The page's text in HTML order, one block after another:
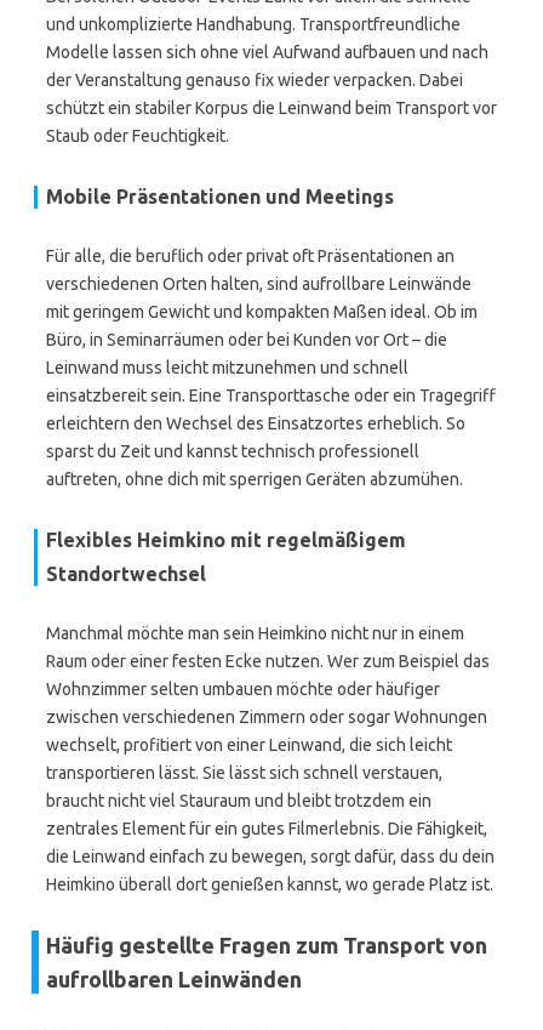
und unkomplizierte Handhabung. Transportfreundliche
Modelle lassen sich ohne viel Aufwand aufbauen und nach
der Veranstaltung genauso fix wieder verpacken. Dabei
schützt ein stabiler Korpus die Leinwand beim Transport vor
Staub oder Feuchtigkeit.
Mobile Präsentationen und Meetings
Für alle, die beruflich oder privat oft Präsentationen an
verschiedenen Orten halten, sind aufrollbare Leinwände
mit geringem Gewicht und kompakten Maßen ideal. Ob im
Büro, in Seminarräumen oder bei Kunden vor Ort – die
Leinwand muss leicht mitzunehmen und schnell
einsatzbereit sein. Eine Transporttasche oder ein Tragegriff
erleichtern den Wechsel des Einsatzortes erheblich. So
sparst du Zeit und kannst technisch professionell
auftreten, ohne dich mit sperrigen Geräten abzumühen.
Flexibles Heimkino mit regelmäßigem
Standortwechsel
Manchmal möchte man sein Heimkino nicht nur in einem
Raum oder einer festen Ecke nutzen. Wer zum Beispiel das
Wohnzimmer selten umbauen möchte oder häufiger
zwischen verschiedenen Zimmern oder sogar Wohnungen
wechselt, profitiert von einer Leinwand, die sich leicht
transportieren lässt. Sie lässt sich schnell verstauen,
braucht nicht viel Stauraum und bleibt trotzdem ein
zentrales Element für ein gutes Filmerlebnis. Die Fähigkeit,
die Leinwand einfach zu bewegen, sorgt dafür, dass du dein
Heimkino überall dort genießen kannst, wo gerade Platz ist.
Häufig gestellte Fragen zum Transport von
aufrollbaren Leinwänden